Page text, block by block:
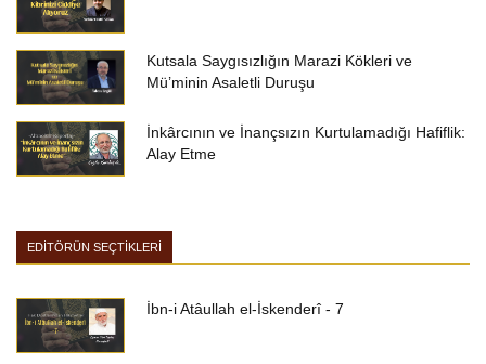
Kutsala Saygısızlığın Marazi Kökleri ve
Mü’minin Asaletli Duruşu
İnkârcının ve İnançsızın Kurtulamadığı Hafiflik:
Alay Etme
EDİTÖRÜN SEÇTİKLERİ
İbn-i Atâullah el-İskenderî - 7